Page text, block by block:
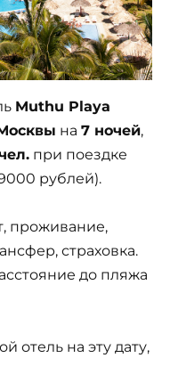
Muthu Playa
на 7 ночей,
при поездке
рублей).
проживание,
страховка.
до пляжа
отель на эту дату,